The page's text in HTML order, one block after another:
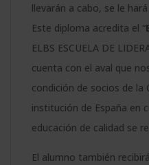
llevarán a cabo, se le
Este diploma acredita el “
ELBS ESCUELA DE
cuenta con el aval que
condición de socios de la
institución de España en
educación de calidad se
El alumno también